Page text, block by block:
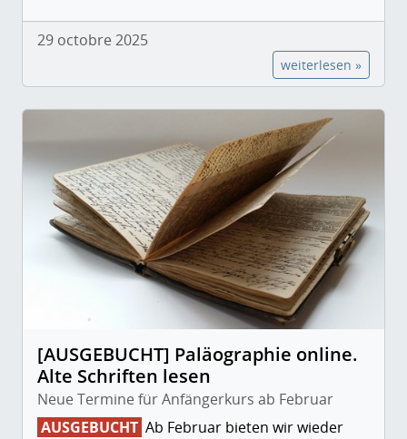
29 octobre 2025
weiterlesen »
[AUSGEBUCHT] Paläographie online.
Alte Schriften lesen
Neue Termine für Anfängerkurs ab Februar
AUSGEBUCHT Ab Februar bieten wir wieder